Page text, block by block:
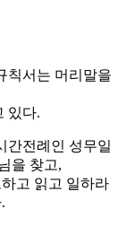
칙서는 머리말을
있다.
간전례인 성무일
을 찾고,
고 읽고 일하라